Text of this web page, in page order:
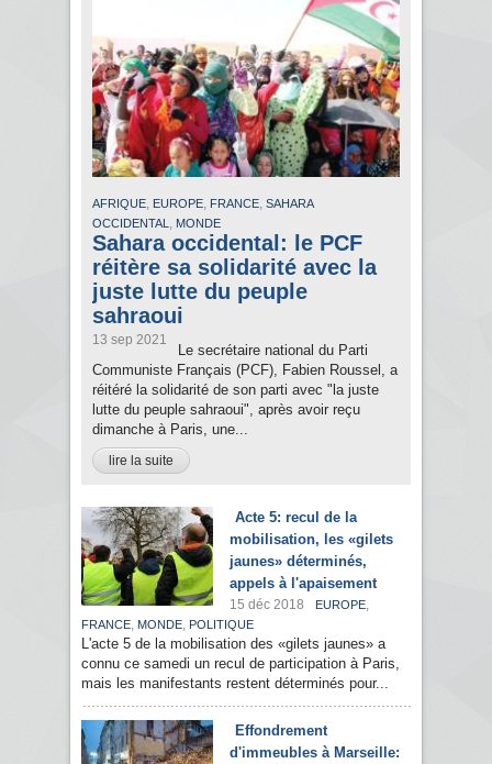
AFRIQUE, EUROPE, FRANCE, SAHARA
OCCIDENTAL , MONDE
Sahara occidental: le PCF
réitère sa solidarité avec la
juste lutte du peuple
sahraoui
13 sep 2021
Le secrétaire national du Parti
Communiste Français (PCF), Fabien Roussel, a
réitéré la solidarité de son parti avec "la juste
lutte du peuple sahraoui", après avoir reçu
dimanche à Paris, une...
lire la suite
Acte 5: recul de la
mobilisation, les «gilets
jaunes» déterminés,
appels à l'apaisement
15 déc 2018 EUROPE,
FRANCE, MONDE, POLITIQUE
L'acte 5 de la mobilisation des «gilets jaunes» a
connu ce samedi un recul de participation à Paris,
mais les manifestants restent déterminés pour...
Effondrement
d'immeubles à Marseille: